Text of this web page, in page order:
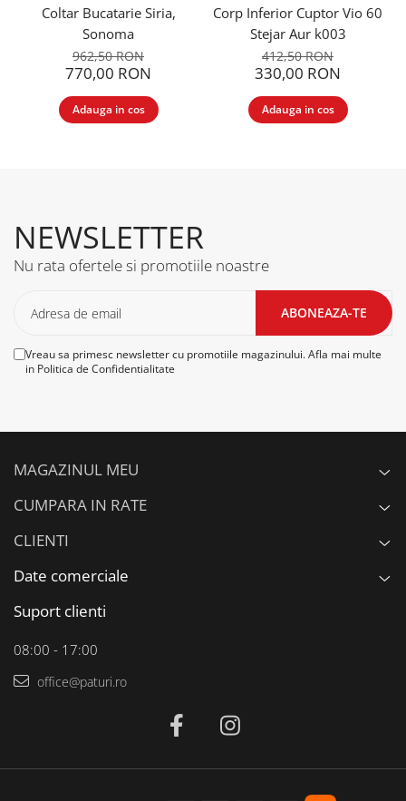
Coltar Bucatarie Siria,
Sonoma
962,50 RON
770,00 RON
Adauga in cos
Corp Inferior Cuptor Vio 60
Stejar Aur k003
412,50 RON
330,00 RON
Adauga in cos
NEWSLETTER
Nu rata ofertele si promotiile noastre
Vreau sa primesc newsletter cu promotiile magazinului. Afla mai multe
in Politica de Confidentialitate
MAGAZINUL MEU
CUMPARA IN RATE
CLIENTI
Date comerciale
Suport clienti
08:00 - 17:00
office@paturi.ro